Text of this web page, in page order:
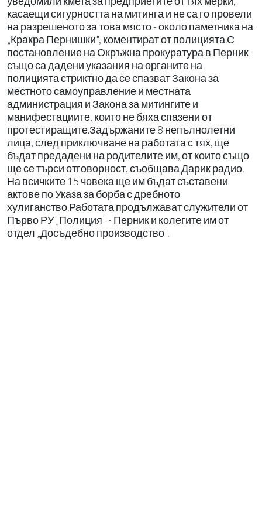
касаещи сигурността на митинга и не са го провели
на разрешеното за това място - около паметника на
„Кракра Пернишки", коментират от полицията.С
постановление на Окръжна прокуратура в Перник
също са дадени указания на органите на
полицията стриктно да се спазват Закона за
местното самоуправление и местната
администрация и Закона за митингите и
манифестациите, които не бяха спазени от
протестиращите.Задържаните 8 непълнолетни
лица, след приключване на работата с тях, ще
бъдат предадени на родителите им, от които също
ще се търси отговорност, съобщава Дарик радио.
На всичките 15 човека ще им бъдат съставени
актове по Указа за борба с дребното
хулиганство.Работата продължават служители от
Първо РУ „Полиция" - Перник и колегите им от
отдел „Досъдебно производство".